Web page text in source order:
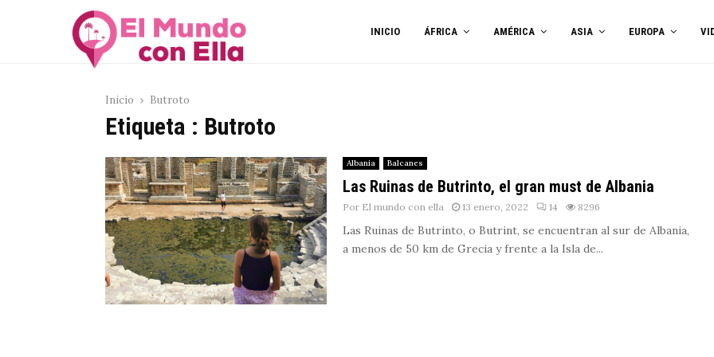
INICIO ÁFRICA AMÉRICA ASIA EUROPA
Inicio Butroto
Etiqueta : Butroto
Albania Balcanes
Las Ruinas de Butrinto, el gran must de Albania
Por El mundo con ella 13 enero, 2022 14 8296
Las Ruinas de Butrinto, o Butrint, se encuentran al sur de Albania,
a menos de 50 km de Grecia y frente a la Isla de...